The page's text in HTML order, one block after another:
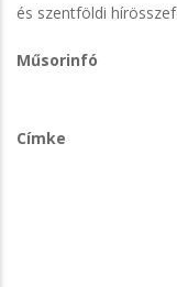
és szentföldi
Műsorinfó
Címke